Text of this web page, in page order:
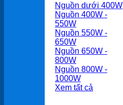
Nguồn dưới 400W
Nguồn 400W -
550W
Nguồn 550W -
650W
Nguồn 650W -
800W
Nguồn 800W -
1000W
Xem tất cả